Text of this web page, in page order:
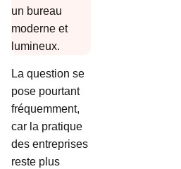
La question se
pose pourtant
fréquemment,
car la pratique
des entreprises
reste plus